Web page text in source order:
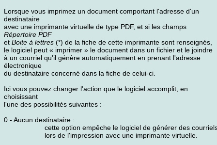
Lorsque vous imprimez un document comportant l'adresse d'un
destinataire
avec une imprimante virtuelle de type PDF, et si les champs
Répertoire PDF
et Boite à lettres (*) de la fiche de cette imprimante sont renseignés,
le logiciel peut « imprimer » le document dans un fichier et le joindre
à un courriel qu'il génère automatiquement en prenant l'adresse
électronique
du destinataire concerné dans la fiche de celui-ci.
Ici vous pouvez changer l'action que le logiciel accomplit, en
choisissant
l'une des possibilités suivantes :
0 - Aucun destinataire :
cette option empêche le logiciel de générer des
lors de l'impression avec une imprimante virtuelle.